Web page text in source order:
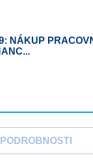
NÁKUP
PODROBNOSTI